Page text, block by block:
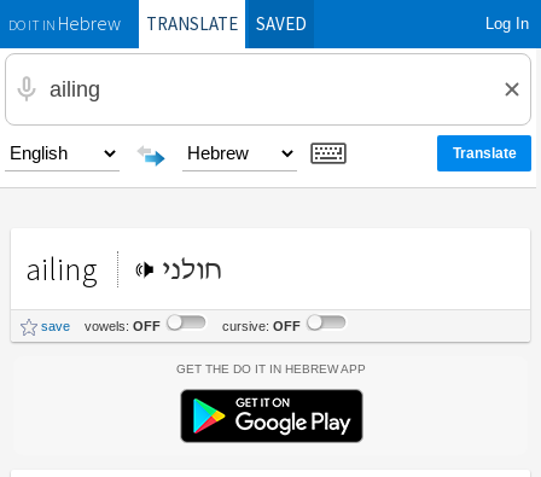
DO IT INHebrewTRANSLATE SAVED Log In
ailing חולני
save vowels: OFF cursive: OFF
Get the Do It In Hebrew App